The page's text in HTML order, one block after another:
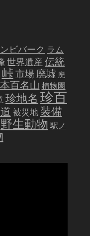
ビバーク ラム
世界遺産 伝統
峠市場 廃墟 廃
百名山 植物園
珍地名 珍百
被災地 装備
野生動物 駅ノ